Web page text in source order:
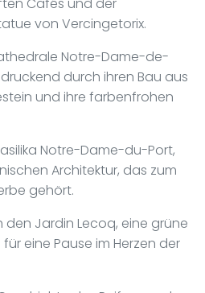
von Vercingetorix.
Notre-Dame-de-
durch ihren Bau aus
und ihre farbenfrohen
Notre-Dame-du-Port,
Architektur, das zum
gehört.
den Jardin Lecoq, eine grüne
eine Pause im Herzen der